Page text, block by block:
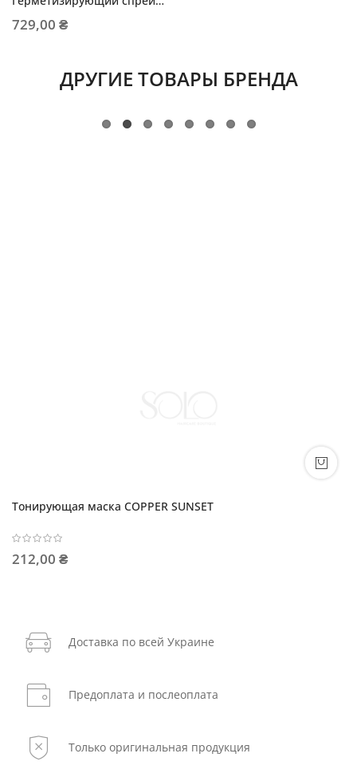
окрашенных волос
729,00 ₴
ДРУГИЕ ТОВАРЫ БРЕНДА
Тонирующая маска COPPER SUNSET
212,00 ₴
Доставка по всей Украине
Предоплата и послеоплата
Только оригинальная продукция